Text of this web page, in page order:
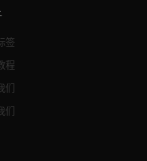
签
程
们
们